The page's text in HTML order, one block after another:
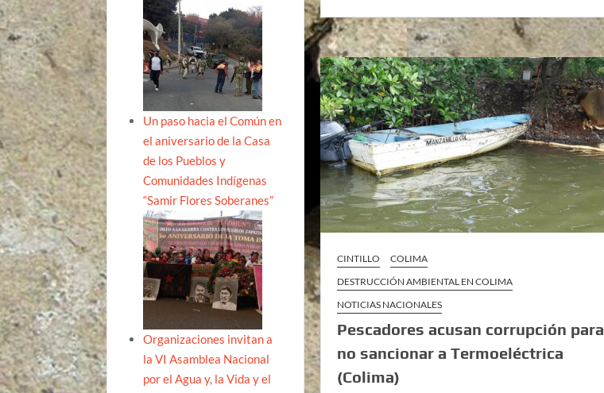
CINTILLO
COLIMA
DESTRUCCIÓN AMBIENTAL EN COLIMA
NOTICIAS NACIONALES
Pescadores acusan corrupción para
no sancionar a Termoeléctrica
(Colima)
Un paso hacia el Común en
el aniversario de la Casa
de los Pueblos y
Comunidades Indígenas
“Samir Flores Soberanes”
Organizaciones invitan a
la VI Asamblea Nacional
por el Agua y, la Vida y el